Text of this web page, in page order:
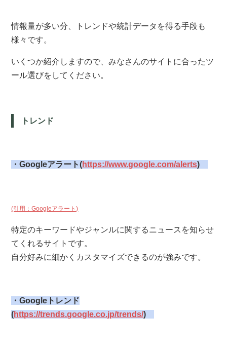
情報量が多い分、トレンドや統計データを得る手段も
様々です。
いくつか紹介しますので、みなさんのサイトに合ったツ
ール選びをしてください。
トレンド
・Googleアラート(https://www.google.com/alerts)
(引用：Googleアラート)
特定のキーワードやジャンルに関するニュースを知らせ
てくれるサイトです。
自分好みに細かくカスタマイズできるのが強みです。
・Googleトレンド
(https://trends.google.co.jp/trends/)